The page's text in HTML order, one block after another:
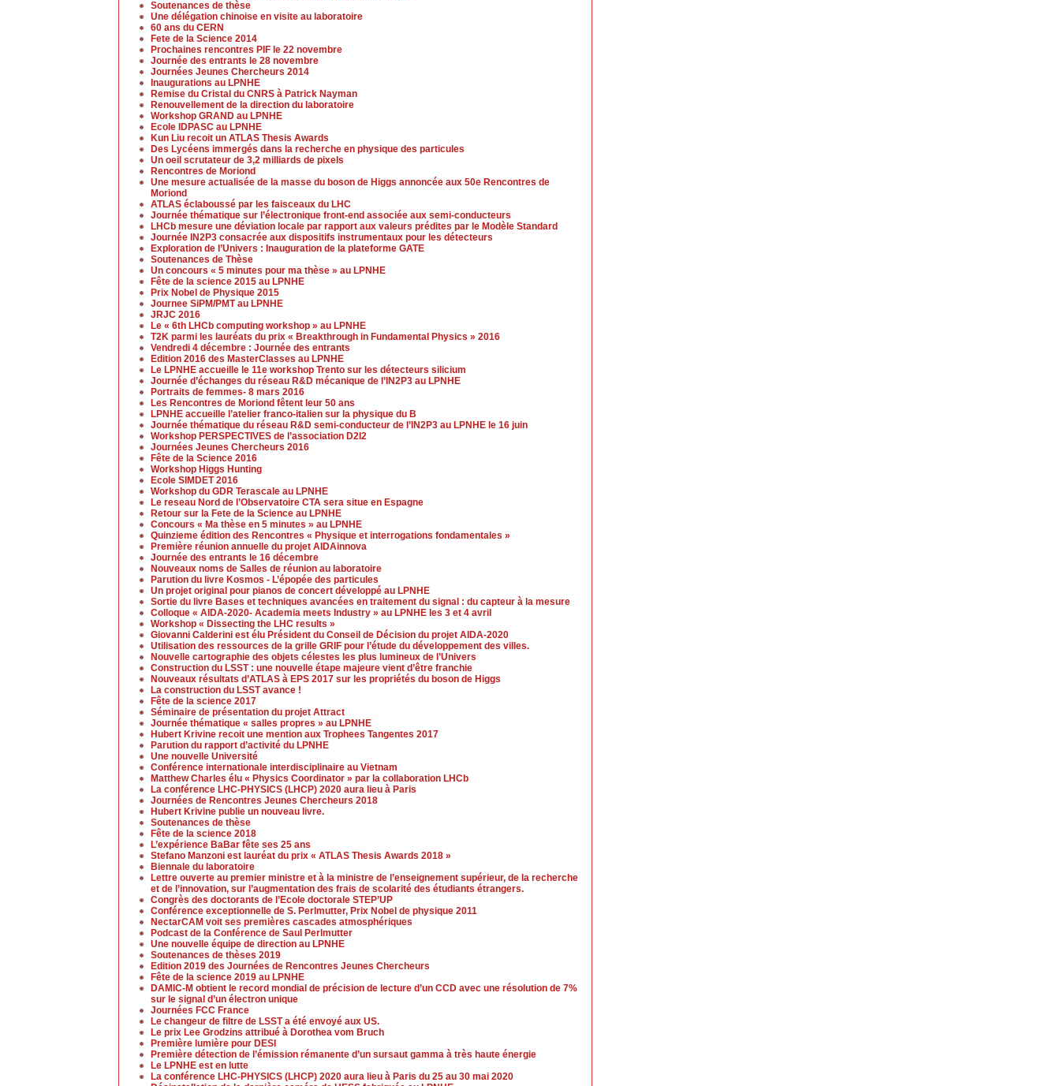
Soutenances de thèse
Une délégation chinoise en visite au laboratoire
60 ans du CERN
Fete de la Science 2014
Prochaines rencontres PIF le 22 novembre
Journée des entrants le 28 novembre
Journées Jeunes Chercheurs 2014
Inaugurations au LPNHE
Remise du Cristal du CNRS à Patrick Nayman
Renouvellement de la direction du laboratoire
Workshop GRAND au LPNHE
Ecole IDPASC au LPNHE
Kun Liu recoit un ATLAS Thesis Awards
Des Lycéens immergés dans la recherche en physique des particules
Un oeil scrutateur de 3,2 milliards de pixels
Rencontres de Moriond
Une mesure actualisée de la masse du boson de Higgs annoncée aux 50e Rencontres de
Moriond
ATLAS éclaboussé par les faisceaux du LHC
Journée thématique sur l’électronique front-end associée aux semi-conducteurs
LHCb mesure une déviation locale par rapport aux valeurs prédites par le Modèle Standard
Journée IN2P3 consacrée aux dispositifs instrumentaux pour les détecteurs
Exploration de l’Univers : Inauguration de la plateforme GATE
Soutenances de Thèse
Un concours « 5 minutes pour ma thèse » au LPNHE
Fête de la science 2015 au LPNHE
Prix Nobel de Physique 2015
Journee SiPM/PMT au LPNHE
JRJC 2016
Le « 6th LHCb computing workshop » au LPNHE
T2K parmi les lauréats du prix « Breakthrough in Fundamental Physics » 2016
Vendredi 4 décembre : Journée des entrants
Edition 2016 des MasterClasses au LPNHE
Le LPNHE accueille le 11e workshop Trento sur les détecteurs silicium
Journée d’échanges du réseau R&D mécanique de l’IN2P3 au LPNHE
Portraits de femmes- 8 mars 2016
Les Rencontres de Moriond fêtent leur 50 ans
LPNHE accueille l’atelier franco-italien sur la physique du B
Journée thématique du réseau R&D semi-conducteur de l’IN2P3 au LPNHE le 16 juin
Workshop PERSPECTIVES de l’association D2I2
Journées Jeunes Chercheurs 2016
Fête de la Science 2016
Workshop Higgs Hunting
Ecole SIMDET 2016
Workshop du GDR Terascale au LPNHE
Le reseau Nord de l’Observatoire CTA sera situe en Espagne
Retour sur la Fete de la Science au LPNHE
Concours « Ma thèse en 5 minutes » au LPNHE
Quinzieme édition des Rencontres « Physique et interrogations fondamentales »
Première réunion annuelle du projet AIDAinnova
Journée des entrants le 16 décembre
Nouveaux noms de Salles de réunion au laboratoire
Parution du livre Kosmos - L’épopée des particules
Un projet original pour pianos de concert développé au LPNHE
Sortie du livre Bases et techniques avancées en traitement du signal : du capteur à la mesure
Colloque « AIDA-2020- Academia meets Industry » au LPNHE les 3 et 4 avril
Workshop « Dissecting the LHC results »
Giovanni Calderini est élu Président du Conseil de Décision du projet AIDA-2020
Utilisation des ressources de la grille GRIF pour l’étude du développement des villes.
Nouvelle cartographie des objets célestes les plus lumineux de l’Univers
Construction du LSST : une nouvelle étape majeure vient d’être franchie
Nouveaux résultats d’ATLAS à EPS 2017 sur les propriétés du boson de Higgs
La construction du LSST avance !
Fête de la science 2017
Séminaire de présentation du projet Attract
Journée thématique « salles propres » au LPNHE
Hubert Krivine recoit une mention aux Trophees Tangentes 2017
Parution du rapport d’activité du LPNHE
Une nouvelle Université
Conférence internationale interdisciplinaire au Vietnam
Matthew Charles élu « Physics Coordinator » par la collaboration LHCb
La conférence LHC-PHYSICS (LHCP) 2020 aura lieu à Paris
Journées de Rencontres Jeunes Chercheurs 2018
Hubert Krivine publie un nouveau livre.
Soutenances de thèse
Fête de la science 2018
L’expérience BaBar fête ses 25 ans
Stefano Manzoni est lauréat du prix « ATLAS Thesis Awards 2018 »
Biennale du laboratoire
Lettre ouverte au premier ministre et à la ministre de l’enseignement supérieur, de la recherche
et de l’innovation, sur l’augmentation des frais de scolarité des étudiants étrangers.
Congrès des doctorants de l’Ecole doctorale STEP’UP
Conférence exceptionnelle de S. Perlmutter, Prix Nobel de physique 2011
NectarCAM voit ses premières cascades atmosphériques
Podcast de la Conférence de Saul Perlmutter
Une nouvelle équipe de direction au LPNHE
Soutenances de thèses 2019
Edition 2019 des Journées de Rencontres Jeunes Chercheurs
Fête de la science 2019 au LPNHE
DAMIC-M obtient le record mondial de précision de lecture d’un CCD avec une résolution de 7%
sur le signal d’un électron unique
Journées FCC France
Le changeur de filtre de LSST a été envoyé aux US.
Le prix Lee Grodzins attribué à Dorothea vom Bruch
Première lumière pour DESI
Première détection de l’émission rémanente d’un sursaut gamma à très haute énergie
Le LPNHE est en lutte
La conférence LHC-PHYSICS (LHCP) 2020 aura lieu à Paris du 25 au 30 mai 2020